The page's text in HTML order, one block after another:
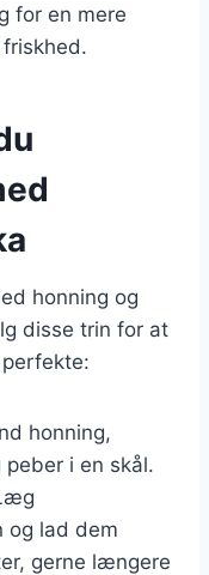
for en mere
honning og
disse trin for at
honning,
i en skål.
og lad dem
gerne længere